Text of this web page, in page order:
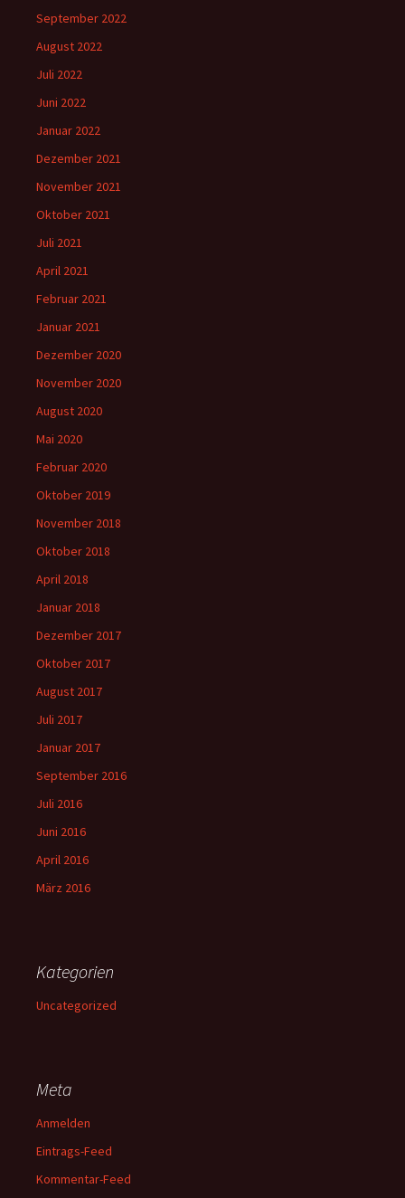
September 2022
August 2022
Juli 2022
Juni 2022
Januar 2022
Dezember 2021
November 2021
Oktober 2021
Juli 2021
April 2021
Februar 2021
Januar 2021
Dezember 2020
November 2020
August 2020
Mai 2020
Februar 2020
Oktober 2019
November 2018
Oktober 2018
April 2018
Januar 2018
Dezember 2017
Oktober 2017
August 2017
Juli 2017
Januar 2017
September 2016
Juli 2016
Juni 2016
April 2016
März 2016
Kategorien
Uncategorized
Meta
Anmelden
Eintrags-Feed
Kommentar-Feed